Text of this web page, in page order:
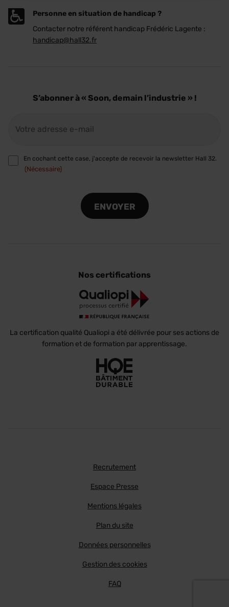
Personne en situation de handicap ?
Contacter notre référent handicap Frédéric Lagente :
handicap@hall32.fr
S’abonner à « Soon, demain l’industrie » !
mail
RGPD
(Nécessaire)
En cochant cette case, j'accepte de recevoir la newsletter Hall 32.
(Nécessaire)
Nos certifications
La certification qualité Qualiopi a été délivrée pour ses actions de
formation et de formation par apprentissage.
Recrutement
Espace Presse
Mentions légales
Plan du site
Données personnelles
Gestion des cookies
FAQ